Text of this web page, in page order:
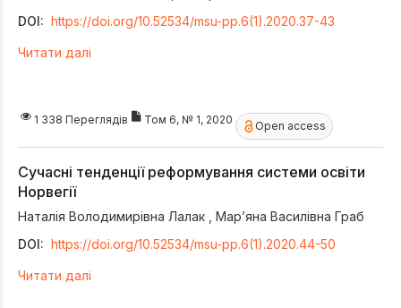
DOI: https://doi.org/10.52534/msu-pp.6(1).2020.37-43
Читати далі
1 338 Переглядів Том 6, № 1, 2020 Open access
Сучасні тенденції реформування системи освіти
Норвегії
Наталія Володимирівна Лалак , Мар’яна Василівна Граб
DOI: https://doi.org/10.52534/msu-pp.6(1).2020.44-50
Читати далі